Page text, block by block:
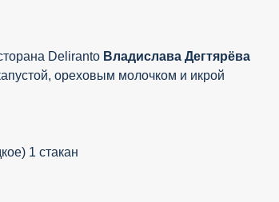
Deliranto Владиcлава Дегтярёва
ореховым молочком и икрой
1 стакан